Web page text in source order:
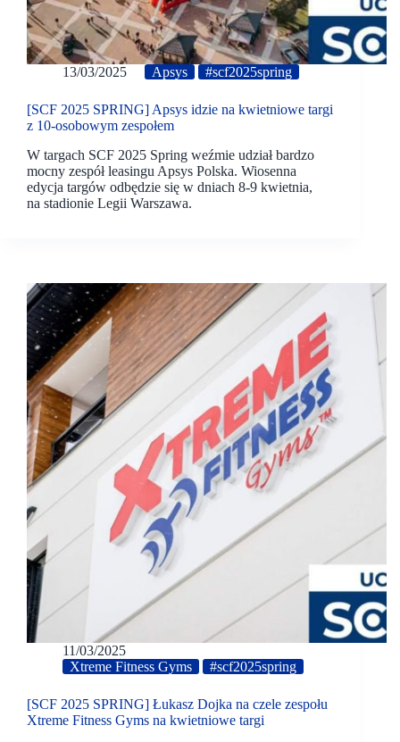
13/03/2025 Apsys #scf2025spring
[SCF 2025 SPRING] Apsys idzie na kwietniowe targi
z 10-osobowym zespołem
W targach SCF 2025 Spring weźmie udział bardzo
mocny zespół leasingu Apsys Polska. Wiosenna
edycja targów odbędzie się w dniach 8-9 kwietnia,
na stadionie Legii Warszawa.
11/03/2025
Xtreme Fitness Gyms
#scf2025spring
[SCF 2025 SPRING] Łukasz Dojka na czele zespołu
Xtreme Fitness Gyms na kwietniowe targi